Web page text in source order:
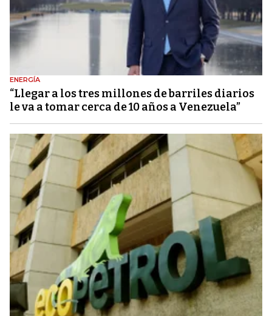
ENERGÍA
“Llegar a los tres millones de barriles diarios
le va a tomar cerca de 10 años a Venezuela”